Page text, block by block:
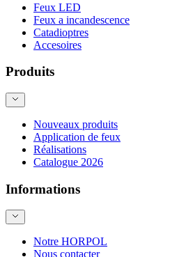
Feux LED
Feux a incandescence
Catadioptres
Accesoires
Produits
Nouveaux produits
Application de feux
Réalisations
Catalogue 2026
Informations
Notre HORPOL
Nous contacter